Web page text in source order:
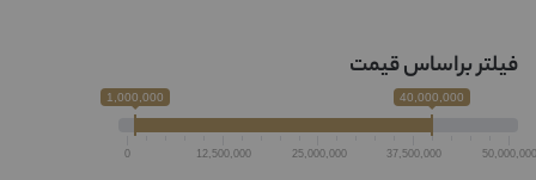
فیلتر براساس قیمت
1,000,000 40,000,000
0 12,500,000 25,000,000 37,500,000 50,000,000